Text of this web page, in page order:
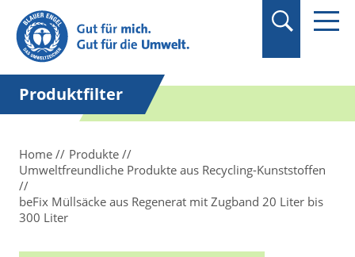
Suchbegriff in
Anführungszeichen
setzen.
Produktfilter
Home
Produkte
Umweltfreundliche Produkte aus Recycling-Kunststoffen
beFix Müllsäcke aus Regenerat mit Zugband 20 Liter bis
300 Liter